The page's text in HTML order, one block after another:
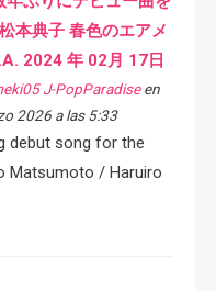
本典子 春色のエアメ
2024 年 02月 17日
J-PopParadiseen
2026 a las 5:33
debut song for the
Matsumoto / Haruiro